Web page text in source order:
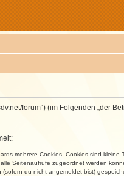
forum“) (im Folgenden
mehrere Cookies. Cookies sind
Seitenaufrufe zugeordnet werden
du nicht angemeldet bist)